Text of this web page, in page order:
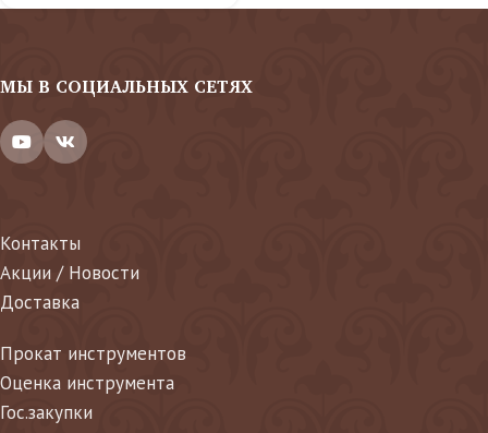
МЫ В СОЦИАЛЬНЫХ СЕТЯХ
Контакты
Акции / Новости
Доставка
Прокат инструментов
Оценка инструмента
Гос.закупки